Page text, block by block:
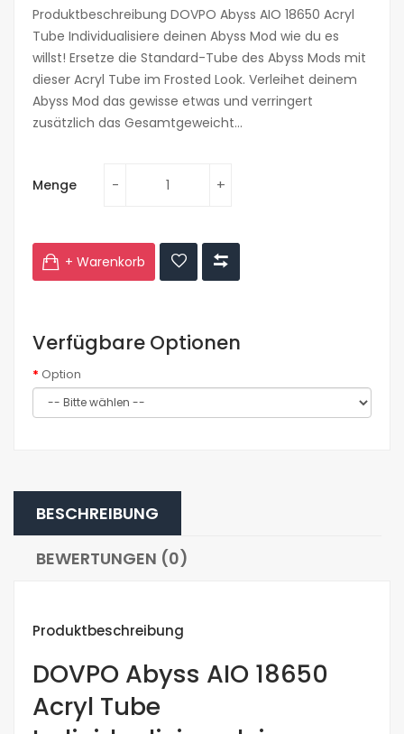
Produktbeschreibung DOVPO Abyss AIO 18650 Acryl
Tube Individualisiere deinen Abyss Mod wie du es
willst! Ersetze die Standard-Tube des Abyss Mods mit
dieser Acryl Tube im Frosted Look. Verleihet deinem
Abyss Mod das gewisse etwas und verringert
zusätzlich das Gesamtgeweicht...
Menge
+ Warenkorb
Verfügbare Optionen
Option
BESCHREIBUNG
BEWERTUNGEN (0)
Produktbeschreibung
DOVPO Abyss AIO 18650
Acryl Tube